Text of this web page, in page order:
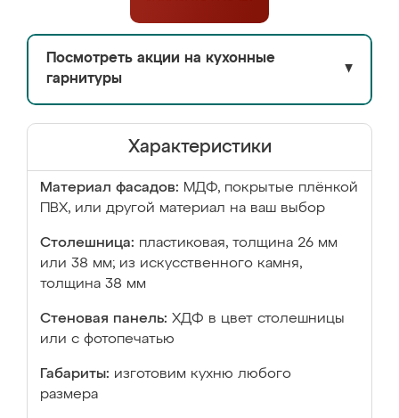
Посмотреть акции на кухонные
гарнитуры
▼
Характеристики
Материал фасадов: МДФ, покрытые плёнкой
ПВХ, или другой материал на ваш выбор
Столешница: пластиковая, толщина 26 мм
или 38 мм; из искусственного камня,
толщина 38 мм
Стеновая панель: ХДФ в цвет столешницы
или с фотопечатью
Габариты: изготовим кухню любого
размера